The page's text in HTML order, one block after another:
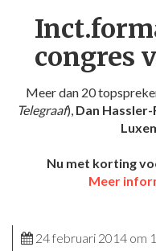
congres
Meer dan 20
Telegraaf), Dan
Nu met korting
Meer
24 februari 2014 om